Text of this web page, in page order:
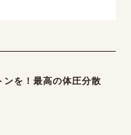
ンを！最高の体圧分散